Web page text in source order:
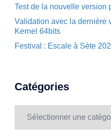
Test de la nouvelle version
Validation avec la dernière
Kernel 64bits
Festival : Escale à Sète
Catégories